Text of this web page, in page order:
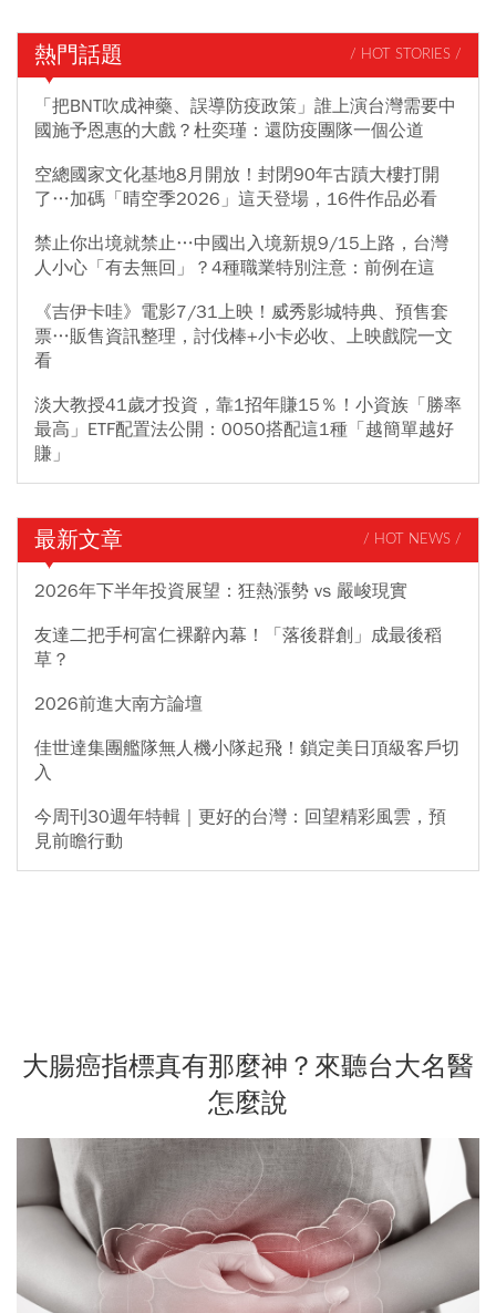
熱門話題 / HOT STORIES /
「把BNT吹成神藥、誤導防疫政策」誰上演台灣需要中
國施予恩惠的大戲？杜奕瑾：還防疫團隊一個公道
空總國家文化基地8月開放！封閉90年古蹟大樓打開
了…加碼「晴空季2026」這天登場，16件作品必看
禁止你出境就禁止…中國出入境新規9/15上路，台灣
人小心「有去無回」？4種職業特別注意：前例在這
《吉伊卡哇》電影7/31上映！威秀影城特典、預售套
票…販售資訊整理，討伐棒+小卡必收、上映戲院一文
看
淡大教授41歲才投資，靠1招年賺15％！小資族「勝率
最高」ETF配置法公開：0050搭配這1種「越簡單越好
賺」
最新文章 / HOT NEWS /
2026年下半年投資展望：狂熱漲勢 vs 嚴峻現實
友達二把手柯富仁裸辭內幕！「落後群創」成最後稻
草？
2026前進大南方論壇
佳世達集團艦隊無人機小隊起飛！鎖定美日頂級客戶切
入
今周刊30週年特輯｜更好的台灣：回望精彩風雲，預
見前瞻行動
大腸癌指標真有那麼神？來聽台大名醫
怎麼說